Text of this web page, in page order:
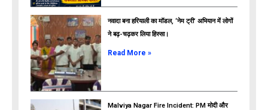
नवादा बना हरियाली का मॉडल, ‘नेम ट्री’ अभियान में लोगों
ने बढ़-चढ़कर लिया हिस्सा।
Read More »
Malviya Nagar Fire Incident: PM मोदी और